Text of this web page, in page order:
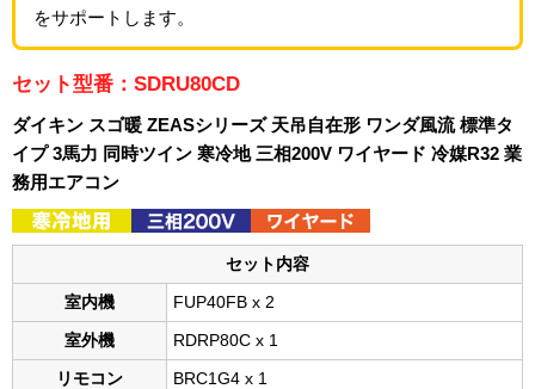
をサポートします。
セット型番：SDRU80CD
ダイキン スゴ暖 ZEASシリーズ 天吊自在形 ワンダ風流 標準タ
イプ 3馬力 同時ツイン 寒冷地 三相200V ワイヤード 冷媒R32 業
務用エアコン
セット内容
室内機 FUP40FB x 2
室外機 RDRP80C x 1
リモコン BRC1G4 x 1